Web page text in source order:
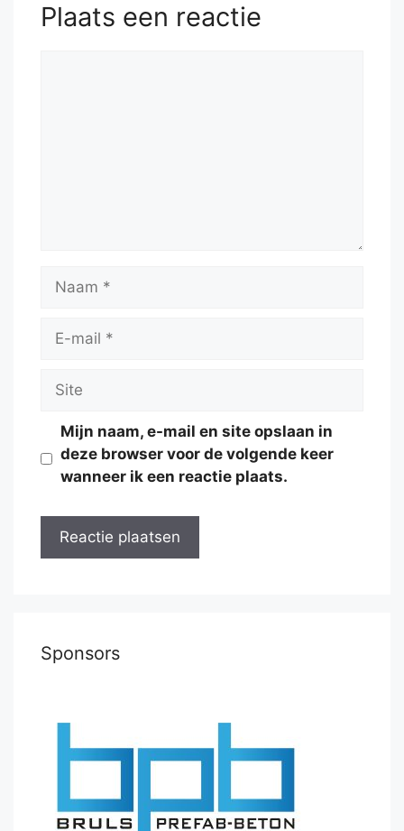
Plaats een reactie
Naam
Site
Mijn naam, e-mail en site opslaan in
deze browser voor de volgende keer
wanneer ik een reactie plaats.
Sponsors